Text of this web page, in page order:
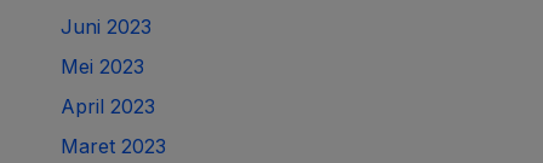
Juni 2023
Mei 2023
April 2023
Maret 2023